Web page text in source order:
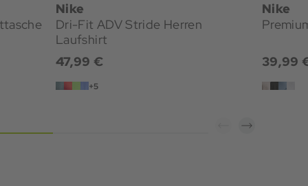
Nike
Dri-Fit ADV Stride Herren
Laufshirt
47,99 €
+5
Nike
39,99